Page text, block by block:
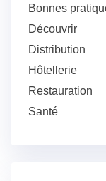
Bonnes
Découvrir
Distribution
Hôtellerie
Restauration
Santé